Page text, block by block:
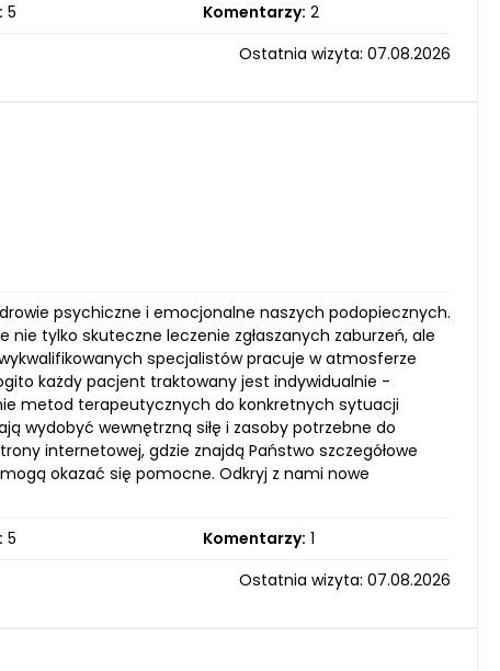
5 Komentarzy: 2
Ostatnia wizyta: 07.08.2026
psychiczne i emocjonalne naszych podopiecznych.
tylko skuteczne leczenie zgłaszanych zaburzeń, ale
specjalistów pracuje w atmosferze
każdy pacjent traktowany jest indywidualnie -
metod terapeutycznych do konkretnych sytuacji
wydobyć wewnętrzną siłę i zasoby potrzebne do
internetowej, gdzie znajdą Państwo szczegółowe
okazać się pomocne. Odkryj z nami nowe
5 Komentarzy: 1
Ostatnia wizyta: 07.08.2026